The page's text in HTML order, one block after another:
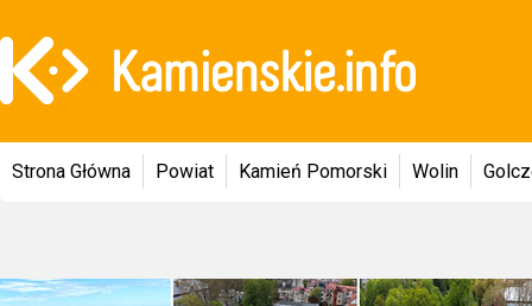
Strona Główna Powiat Kamień Pomorski Wolin